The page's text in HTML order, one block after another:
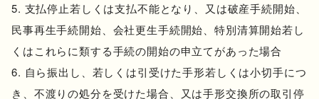
支払停止若しくは支払不能となり、又は破産手続開始、
民事再生手続開始、会社更生手続開始、特別清算開始若し
くはこれらに類する手続の開始の申立てがあった場合
自ら振出し、若しくは引受けた手形若しくは小切手につ
き、不渡りの処分を受けた場合、又は手形交換所の取引停